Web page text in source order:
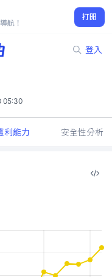
航！
打開
登入
05:30
利能力 安全性分析